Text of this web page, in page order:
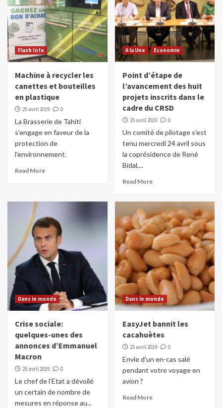
Flash Info
Machine à recycler les
canettes et bouteilles
en plastique
25 avril 2019 0
La Brasserie de Tahiti
s’engage en faveur de la
protection de
l’environnement.
Read More
A la Une Economie
Point d’étape de
l’avancement des huit
projets inscrits dans le
cadre du CRSD
25 avril 2019 0
Un comité de pilotage s’est
tenu mercredi 24 avril sous
la coprésidence de René
Bidal,...
Read More
Dans le monde
Crise sociale:
quelques-unes des
annonces d’Emmanuel
Macron
25 avril 2019 0
Le chef de l’Etat a dévoilé
un certain de nombre de
mesures en réponse au...
Dans le monde
EasyJet bannit les
cacahuètes
25 avril 2019 0
Envie d’un en-cas salé
pendant votre voyage en
avion ?
Read More